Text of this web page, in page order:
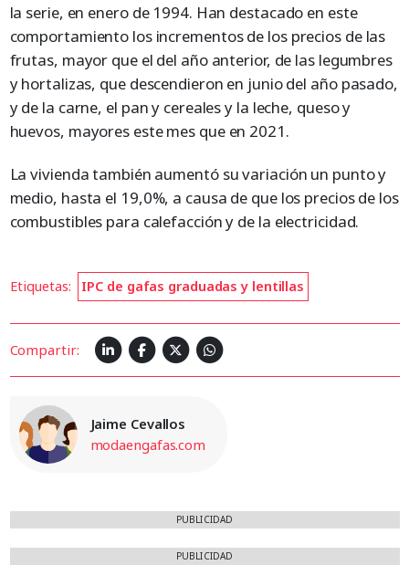
la serie, en enero de 1994. Han destacado en este
comportamiento los incrementos de los precios de las
frutas, mayor que el del año anterior, de las legumbres
y hortalizas, que descendieron en junio del año pasado,
y de la carne, el pan y cereales y la leche, queso y
huevos, mayores este mes que en 2021.
La vivienda también aumentó su variación un punto y
medio, hasta el 19,0%, a causa de que los precios de los
combustibles para calefacción y de la electricidad.
Etiquetas: IPC de gafas graduadas y lentillas
Compartir:
Jaime Cevallos
modaengafas.com
PUBLICIDAD
PUBLICIDAD